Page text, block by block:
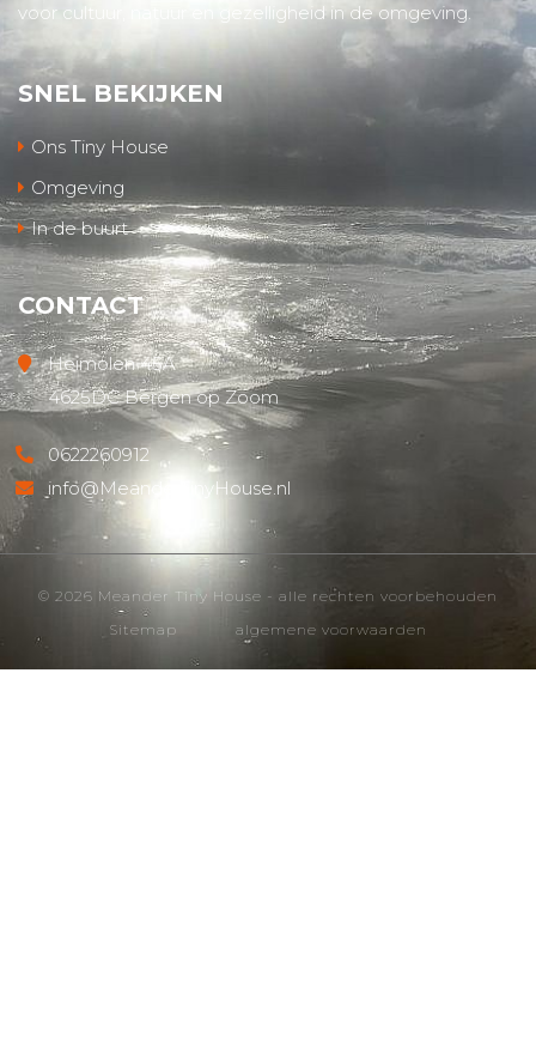
voor cultuur, natuur en gezelligheid in de omgeving.
SNEL BEKIJKEN
Ons Tiny House
Omgeving
In de buurt
CONTACT
Heimolen 45A
4625DC Bergen op Zoom
0622260912
info@MeanderTinyHouse.nl
© 2026 Meander Tiny House - alle rechten voorbehouden
Sitemap
algemene voorwaarden